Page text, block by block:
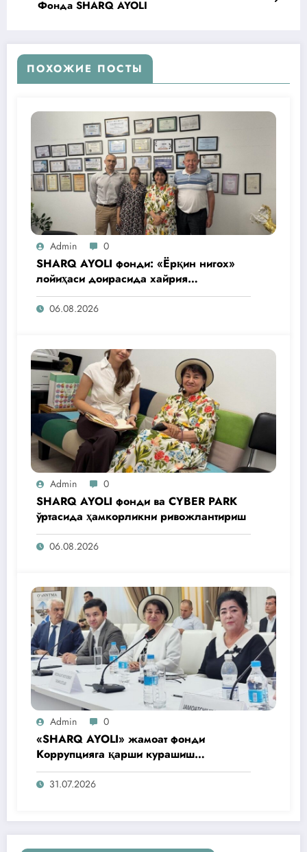
Фонда SHARQ AYOLI
ПОХОЖИЕ ПОСТЫ
Admin 0
SHARQ AYOLI фонди: «Ёрқин нигох»
лойиҳаси доирасида хайрия
операциялари ўтказилади
06.08.2026
Admin 0
SHARQ AYOLI фонди ва CYBER PARK
ўртасида ҳамкорликни ривожлантириш
06.08.2026
Admin 0
«SHARQ AYOLI» жамоат фонди
Коррупцияга қарши курашиш
агентлигидаги жамоат эшитувида
ташаббусларини тақдим этди
31.07.2026